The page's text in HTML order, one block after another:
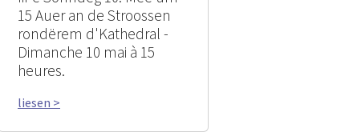
15 Auer an de Stroossen
rondërem d'Kathedral -
Dimanche 10 mai à 15
heures.
liesen >